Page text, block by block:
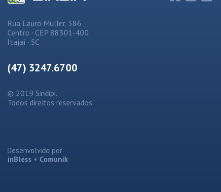
Rua Lauro Muller, 386
Centro · CEP 88301-400
Itajaí · SC
(47) 3247.6700
© 2019 Sindipi.
Todos direitos reservados.
Desenvolvido por
inBless + Comunik